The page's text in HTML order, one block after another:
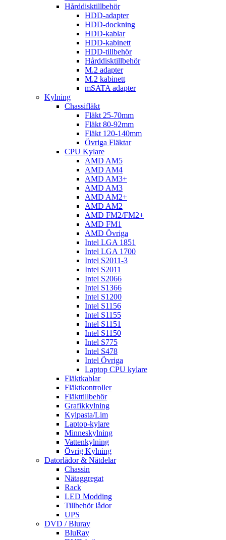
Hårddisktillbehör
HDD-adapter
HDD-dockning
HDD-kablar
HDD-kabinett
HDD-tillbehör
Hårddisktillbehör
M.2 adapter
M.2 kabinett
mSATA adapter
Kylning
Chassifläkt
Fläkt 25-70mm
Fläkt 80-92mm
Fläkt 120-140mm
Övriga Fläktar
CPU Kylare
AMD AM5
AMD AM4
AMD AM3+
AMD AM3
AMD AM2+
AMD AM2
AMD FM2/FM2+
AMD FM1
AMD Övriga
Intel LGA 1851
Intel LGA 1700
Intel S2011-3
Intel S2011
Intel S2066
Intel S1366
Intel S1200
Intel S1156
Intel S1155
Intel S1151
Intel S1150
Intel S775
Intel S478
Intel Övriga
Laptop CPU kylare
Fläktkablar
Fläktkontroller
Fläkttillbehör
Grafikkylning
Kylpasta/Lim
Laptop-kylare
Minneskylning
Vattenkylning
Övrig Kylning
Datorlådor & Nätdelar
Chassin
Nätaggregat
Rack
LED Modding
Tillbehör lådor
UPS
DVD / Bluray
BluRay